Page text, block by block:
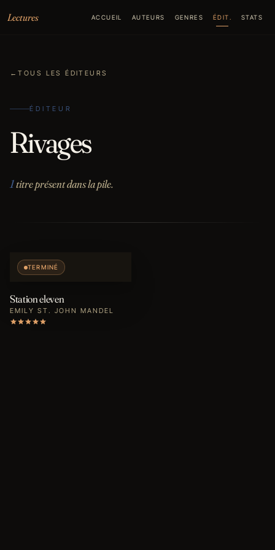
Lectures
ACCUEIL AUTEURS GENRES ÉDIT. STATS
←TOUS LES ÉDITEURS
ÉDITEUR
Rivages
1titre présent dans la pile.
TERMINÉ
Station eleven
EMILY ST. JOHN MANDEL